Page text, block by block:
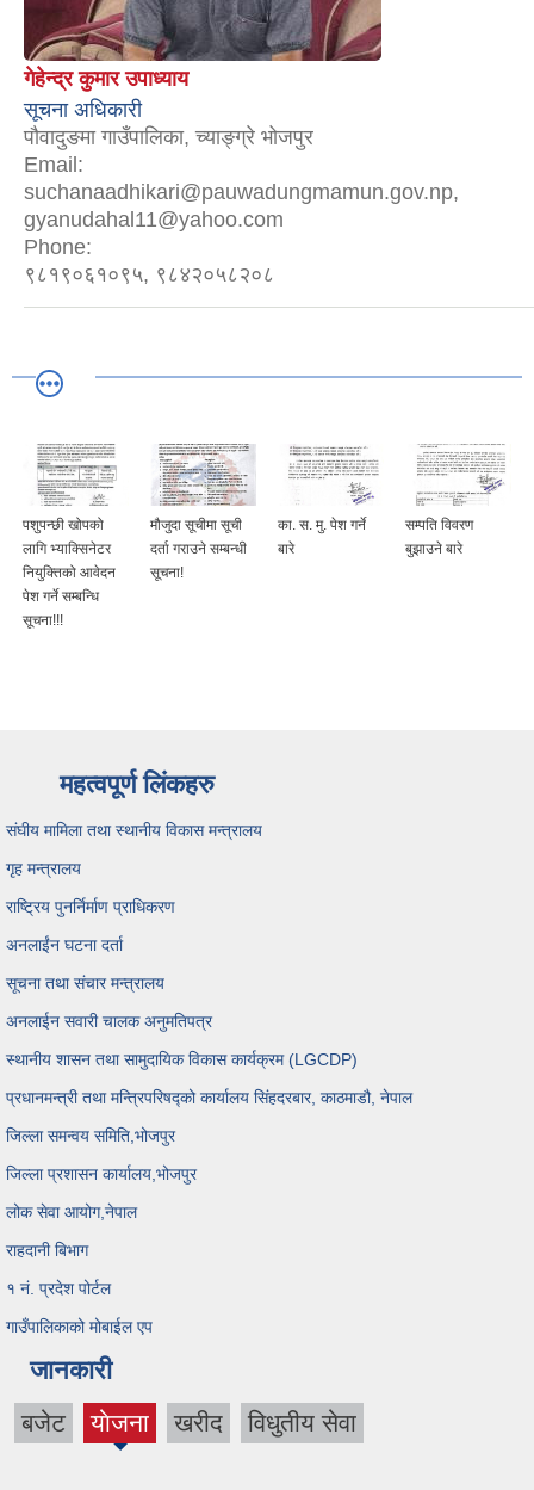
गेहेन्द्र कुमार उपाध्याय
सूचना अधिकारी
पौवादुङमा गाउँपालिका, च्याङ्ग्रे भोजपुर
Email:
suchanaadhikari@pauwadungmamun.gov.np,
gyanudahal11@yahoo.com
Phone:
९८१९०६१०९५, ९८४२०५८२०८
पशुपन्छी खोपको
लागि भ्याक्सिनेटर
नियुक्तिको आवेदन
पेश गर्ने सम्बन्धि
सूचना!!!
मौजुदा सूचीमा सूची
दर्ता गराउने सम्बन्धी
सूचना!
का. स. मु. पेश गर्ने
बारे
सम्पति विवरण
बुझाउने बारे
महत्वपूर्ण लिंकहरु
संघीय मामिला तथा स्थानीय विकास मन्त्रालय
गृह मन्त्रालय
राष्ट्रिय पुनर्निर्माण प्राधिकरण
अनलाईंन घटना दर्ता
सूचना तथा संचार मन्त्रालय
अनलाईन सवारी चालक अनुमतिपत्र
स्थानीय शासन तथा सामुदायिक विकास कार्यक्रम (LGCDP)
प्रधानमन्त्री तथा मन्त्रिपरिषद्को कार्यालय सिंहदरबार, काठमाडौ, नेपाल
जिल्ला समन्वय समिति,भोजपुर
जिल्ला प्रशासन कार्यालय,भोजपुर
लोक सेवा आयोग,नेपाल
राहदानी बिभाग
१ नं. प्रदेश पोर्टल
गाउँपालिकाको मोबाईल एप
जानकारी
बजेट याेजना
(active
खरीद विधुतीय सेवा